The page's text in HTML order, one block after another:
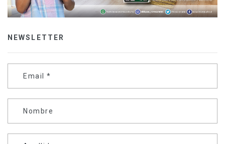
NEWSLETTER
Email *
Nombre